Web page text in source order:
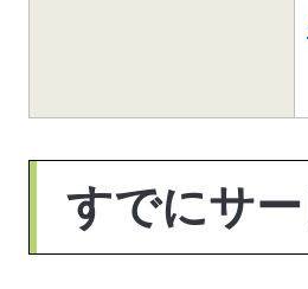
すでにサ